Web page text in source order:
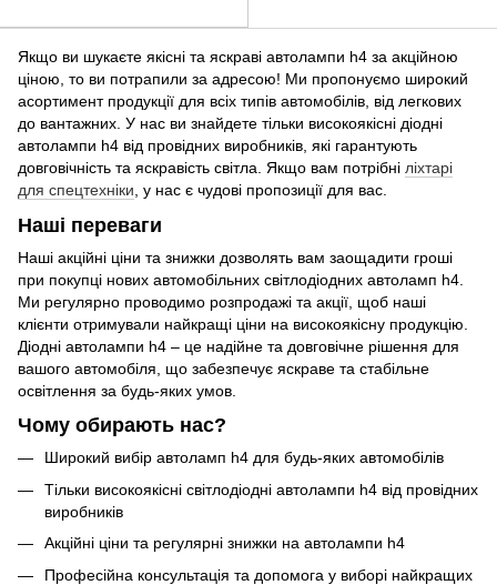
Якщо ви шукаєте якісні та яскраві автолампи h4 за акційною
ціною, то ви потрапили за адресою! Ми пропонуємо широкий
асортимент продукції для всіх типів автомобілів, від легкових
до вантажних. У нас ви знайдете тільки високоякісні діодні
автолампи h4 від провідних виробників, які гарантують
довговічність та яскравість світла. Якщо вам потрібні ліхтарі
для спецтехніки, у нас є чудові пропозиції для вас.
Наші переваги
Наші акційні ціни та знижки дозволять вам заощадити гроші
при покупці нових автомобільних світлодіодних автоламп h4.
Ми регулярно проводимо розпродажі та акції, щоб наші
клієнти отримували найкращі ціни на високоякісну продукцію.
Діодні автолампи h4 – це надійне та довговічне рішення для
вашого автомобіля, що забезпечує яскраве та стабільне
освітлення за будь-яких умов.
Чому обирають нас?
Широкий вибір автоламп h4 для будь-яких автомобілів
Тільки високоякісні світлодіодні автолампи h4 від провідних
виробників
Акційні ціни та регулярні знижки на автолампи h4
Професійна консультація та допомога у виборі найкращих